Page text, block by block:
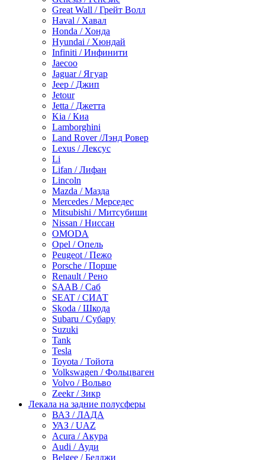
Great Wall / Грейт Волл
Haval / Хавал
Honda / Хонда
Hyundai / Хюндай
Infiniti / Инфинити
Jaecoo
Jaguar / Ягуар
Jeep / Джип
Jetour
Jetta / Джетта
Kia / Киа
Lamborghini
Land Rover /Лэнд Ровер
Lexus / Лексус
Li
Lifan / Лифан
Lincoln
Mazda / Мазда
Mercedes / Мерседес
Mitsubishi / Митсубиши
Nissan / Ниссан
OMODA
Opel / Опель
Peugeot / Пежо
Porsche / Порше
Renault / Рено
SAAB / Саб
SEAT / СИАТ
Skoda / Шкода
Subaru / Субару
Suzuki
Tank
Tesla
Toyota / Тойота
Volkswagen / Фольцваген
Volvo / Вольво
Zeekr / Зикр
Лекала на задние полусферы
ВАЗ / ЛАДА
УАЗ / UAZ
Acura / Акура
Audi / Ауди
Belgee / Белджи